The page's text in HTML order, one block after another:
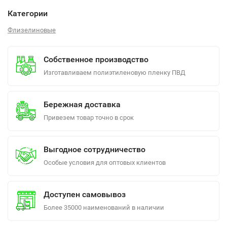
Категории
Флизелиновые
Собственное производство
Изготавливаем полиэтиленовую пленку ПВД
Бережная доставка
Привезем товар точно в срок
Выгодное сотрудничество
Особые условия для оптовых клиентов
Доступен самовывоз
Более 35000 наименований в наличии